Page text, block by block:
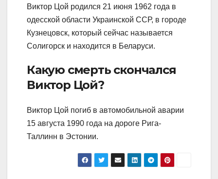
Виктор Цой родился 21 июня 1962 года в
одесской области Украинской ССР, в городе
Кузнецовск, который сейчас называется
Солигорск и находится в Беларуси.
Какую смерть скончался
Виктор Цой?
Виктор Цой погиб в автомобильной аварии
15 августа 1990 года на дороге Рига-
Таллинн в Эстонии.